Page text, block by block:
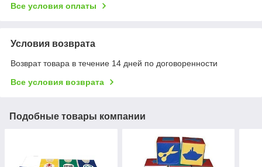
Все условия оплаты
Условия возврата
Возврат товара в течение 14 дней по договоренности
Все условия возврата
Подобные товары компании